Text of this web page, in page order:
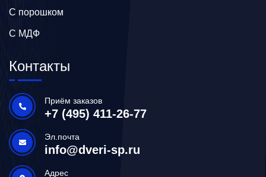
С порошком
С МДФ
Контакты
Приём заказов
+7 (495) 411-26-77
Эл.почта
info@dveri-sp.ru
Адрес